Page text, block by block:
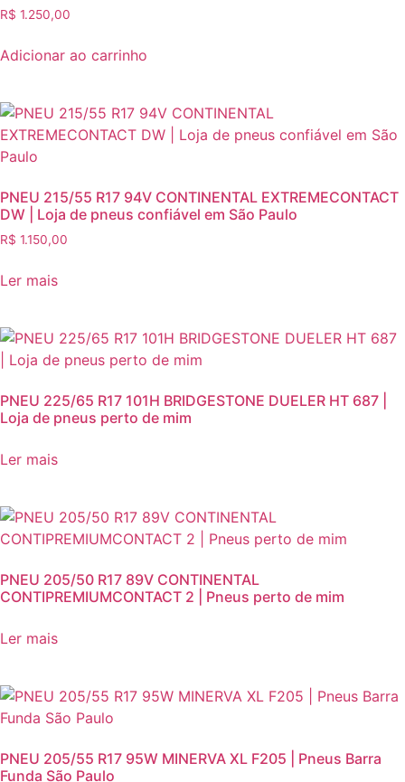
R$ 1.250,00
Adicionar ao carrinho
PNEU 215/55 R17 94V CONTINENTAL EXTREMECONTACT
DW | Loja de pneus confiável em São Paulo
R$ 1.150,00
Ler mais
PNEU 225/65 R17 101H BRIDGESTONE DUELER HT 687 |
Loja de pneus perto de mim
Ler mais
PNEU 205/50 R17 89V CONTINENTAL
CONTIPREMIUMCONTACT 2 | Pneus perto de mim
Ler mais
PNEU 205/55 R17 95W MINERVA XL F205 | Pneus Barra
Funda São Paulo